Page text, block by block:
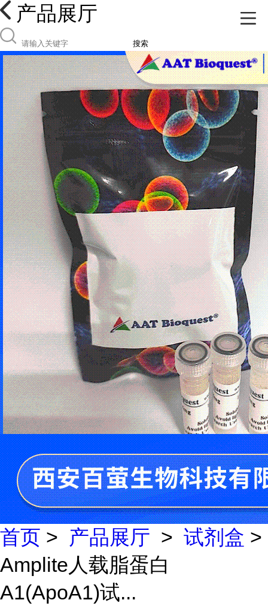
产品展厅
搜索
首页 > 产品展厅 > 试剂盒 >
Amplite人载脂蛋白
A1(ApoA1)试...